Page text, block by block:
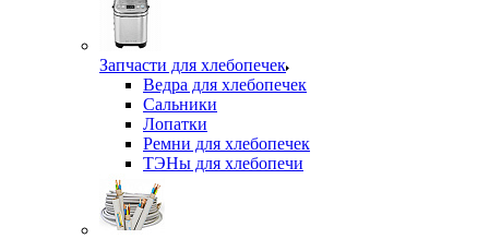
Запчасти для хлебопечек
Ведра для хлебопечек
Сальники
Лопатки
Ремни для хлебопечек
ТЭНы для хлебопечи